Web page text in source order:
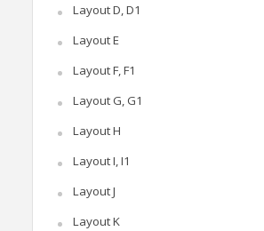
Layout D, D1
Layout E
Layout F, F1
Layout G, G1
Layout H
Layout I, I1
Layout J
Layout K